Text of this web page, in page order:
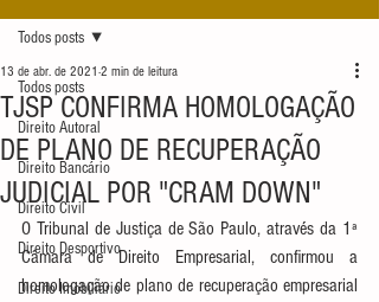
Todos posts
Direito Autoral
Direito Bancário
Direito Civil
Direito Desportivo
Direito Imobiliário
Todos posts
TJSP CONFIRMA HOMOLOGAÇÃO
DE PLANO DE RECUPERAÇÃO
JUDICIAL POR "CRAM DOWN"
13 de abr. de 2021 2 min de leitura
O Tribunal de Justiça de São Paulo, através da 1ª
Câmara de Direito Empresarial, confirmou a
homologação de plano de recuperação empresarial